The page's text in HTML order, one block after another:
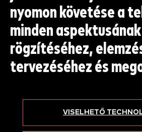
nyomon követése a
minden aspektusának
rögzítéséhez,
tervezéséhez és
VISELHETŐ